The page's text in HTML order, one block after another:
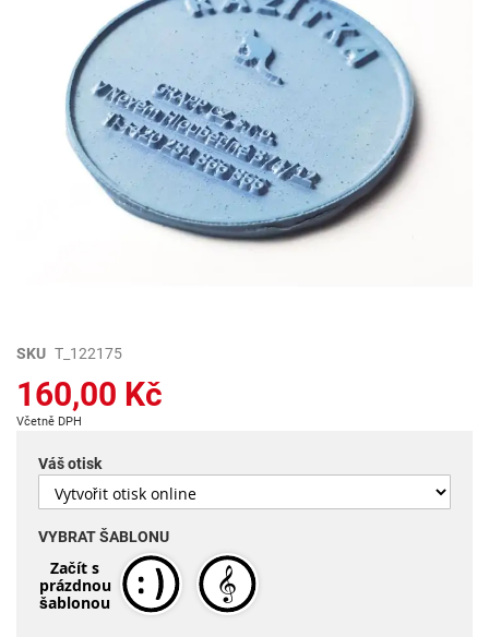
Přeskočit
začátek
galerie
obrázky
SKU T_122175
160,00 Kč
Včetně DPH
Váš otisk
VYBRAT ŠABLONU
Začít s
prázdnou
šablonou